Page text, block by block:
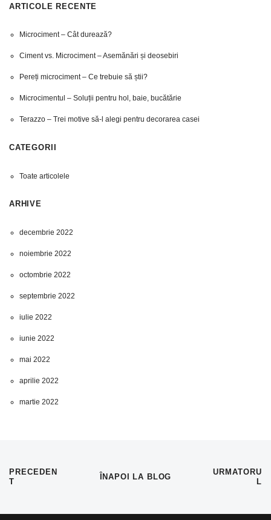
ARTICOLE RECENTE
Microciment – Cât durează?
Ciment vs. Microciment – Asemănări și deosebiri
Pereți microciment – Ce trebuie să știi?
Microcimentul – Soluții pentru hol, baie, bucătărie
Terazzo – Trei motive să-l alegi pentru decorarea casei
CATEGORII
Toate articolele
ARHIVE
decembrie 2022
noiembrie 2022
octombrie 2022
septembrie 2022
iulie 2022
iunie 2022
mai 2022
aprilie 2022
martie 2022
PRECEDEN
T
ÎNAPOI LA BLOG
URMATORU
L